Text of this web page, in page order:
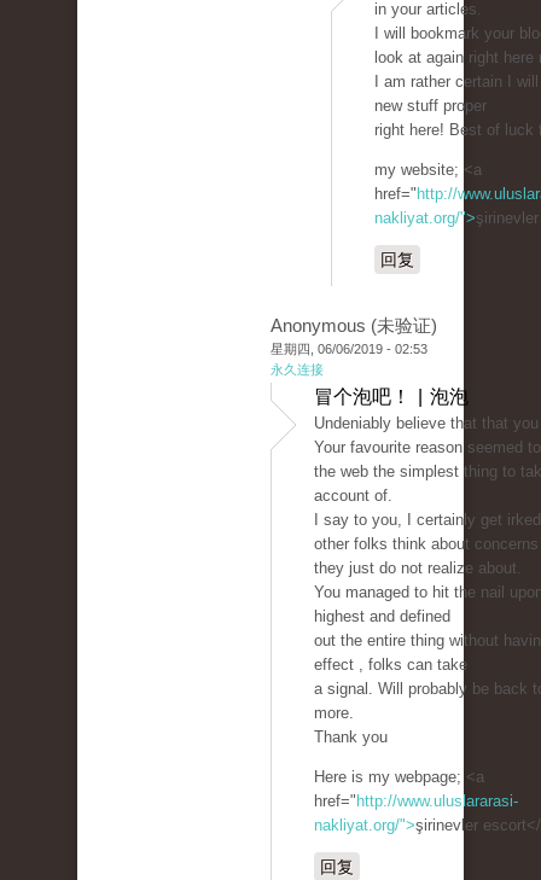
in your articles.
I will bookmark your
look at again right here
I am rather certain I
new stuff proper
right here! Best of luck
my website; <a
href=" http://
nakliyat.org/">
回复
Anonymous (未验证)
星期四, 06/06/2019 - 02:53
永久连接
冒个泡吧！ | 泡泡
Undeniably believe that that
Your favourite reason seemed
the web the simplest thing to
account of.
I say to you, I certainly get
other folks think about
they just do not realize about.
You managed to hit the nail
highest and defined
out the entire thing without
effect , folks can take
a signal. Will probably be back
more.
Thank you
Here is my webpage; <a
href=" http://www.uluslararasi-
nakliyat.org/">şirinevler
回复